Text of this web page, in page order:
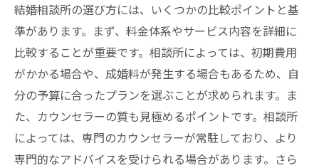
結婚相談所の選び方には、いくつかの比較ポイントと基
準があります。まず、料金体系やサービス内容を詳細に
比較することが重要です。相談所によっては、初期費用
がかかる場合や、成婚料が発生する場合もあるため、自
分の予算に合ったプランを選ぶことが求められます。ま
た、カウンセラーの質も見極めるポイントです。相談所
によっては、専門のカウンセラーが常駐しており、より
専門的なアドバイスを受けられる場合があります。さら